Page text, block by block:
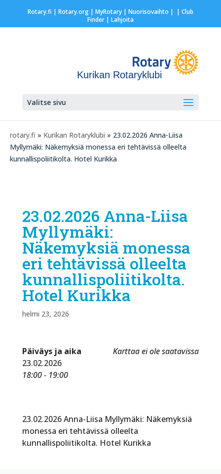
Rotary.fi | Rotary.org| MyRotary | Nuorisovaihto | | Club
Finder| Lahjoita
Kurikan Rotaryklubi
Valitse sivu
rotary.fi » Kurikan Rotaryklubi » 23.02.2026 Anna-Liisa
Myllymäki: Näkemyksiä monessa eri tehtävissä olleelta
kunnallispoliitikolta. Hotel Kurikka
23.02.2026 Anna-Liisa
Myllymäki:
Näkemyksiä monessa
eri tehtävissä olleelta
kunnallispoliitikolta.
Hotel Kurikka
helmi 23, 2026
Karttaa ei ole saatavissa
Päiväys ja aika
23.02.2026
18:00 - 19:00
23.02.2026 Anna-Liisa Myllymäki: Näkemyksiä
monessa eri tehtävissä olleelta
kunnallispoliitikolta. Hotel Kurikka